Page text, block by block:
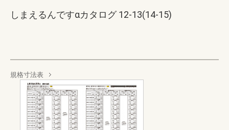
しまえるんですαカタログ 12-13(14-15)
規格寸法表